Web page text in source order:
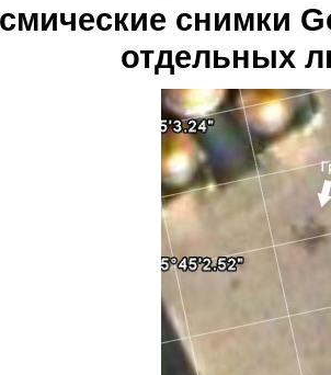
снимки
отдельных